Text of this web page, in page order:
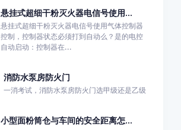
悬挂式超细干粉灭火器电信号使用...
悬挂式超细干粉灭火器电信号使用气体控制器
控制，控制器状态必须打到自动么？是的电控
自动启动‌：控制器在...
消防水泵房防火门
一消考试，消防水泵房防火门选甲级还是乙级
小型面粉筒仓与车间的安全距离怎...